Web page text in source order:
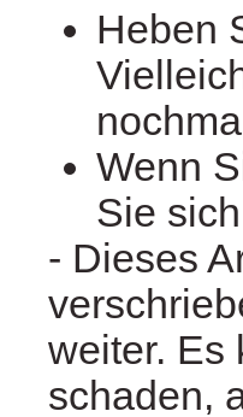
Heben
Wenn
Sie
- Dieses
weiter. Es
schaden,